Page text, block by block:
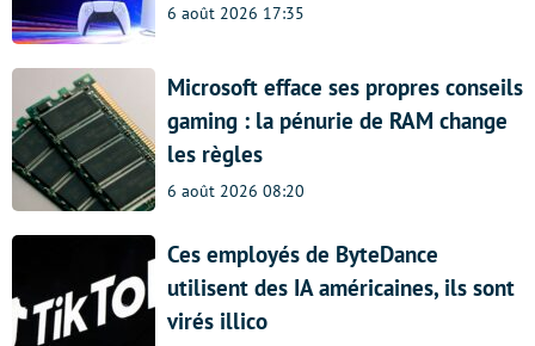
6 août 2026 17:35
Microsoft efface ses propres conseils
gaming : la pénurie de RAM change
les règles
6 août 2026 08:20
Ces employés de ByteDance
utilisent des IA américaines, ils sont
virés illico